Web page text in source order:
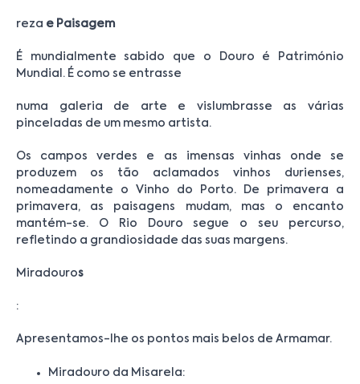
reza e Paisagem
É mundialmente sabido que o Douro é Património
Mundial. É como se entrasse
numa galeria de arte e vislumbrasse as várias
pinceladas de um mesmo artista.
Os campos verdes e as imensas vinhas onde se
produzem os tão aclamados vinhos durienses,
nomeadamente o Vinho do Porto. De primavera a
primavera, as paisagens mudam, mas o encanto
mantém-se. O Rio Douro segue o seu percurso,
refletindo a grandiosidade das suas margens.
Miradouros
:
Apresentamos-lhe os pontos mais belos de Armamar.
Miradouro da Misarela: